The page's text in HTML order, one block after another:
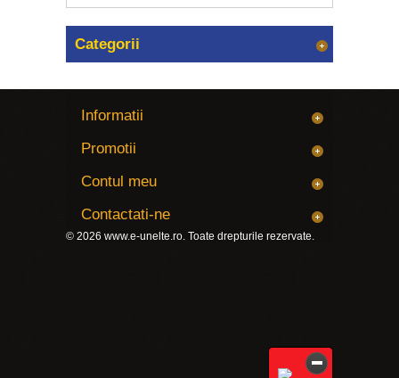
Categorii
Informatii
Promotii
Contul meu
Contactati-ne
© 2026 www.e-unelte.ro. Toate drepturile rezervate.